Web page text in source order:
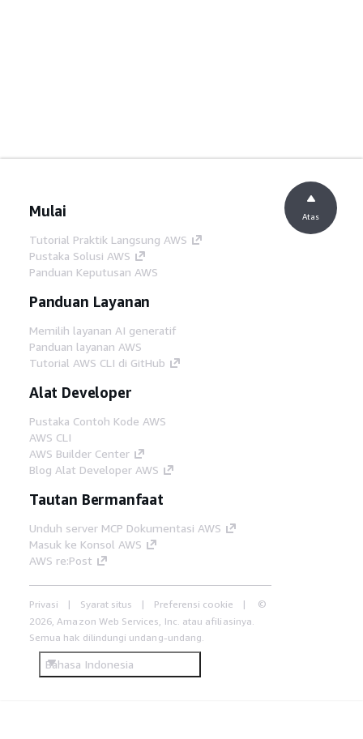
Mulai
Tutorial Praktik Langsung AWS
Pustaka Solusi AWS
Panduan Keputusan AWS
Panduan Layanan
Memilih layanan AI generatif
Panduan layanan AWS
Tutorial AWS CLI di GitHub
Alat Developer
Pustaka Contoh Kode AWS
AWS CLI
AWS Builder Center
Blog Alat Developer AWS
Tautan Bermanfaat
Unduh server MCP Dokumentasi AWS
Masuk ke Konsol AWS
AWS re:Post
Privasi Syarat situs Preferensi cookie
©
2026, Amazon Web Services, Inc. atau afiliasinya.
Semua hak dilindungi undang-undang.
Bahasa Indonesia
Atas